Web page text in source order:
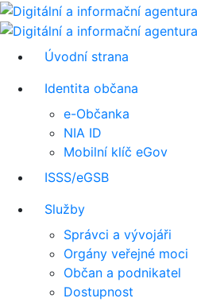
Úvodní strana
Identita občana
e-Občanka
NIA ID
Mobilní klíč eGov
ISSS/eGSB
Služby
Správci a vývojáři
Orgány veřejné moci
Občan a podnikatel
Dostupnost